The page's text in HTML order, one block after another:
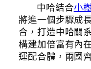
中哈結合小
將進一個步驟成
合，打造中哈關
構建加倍富有內
運配合體，兩國